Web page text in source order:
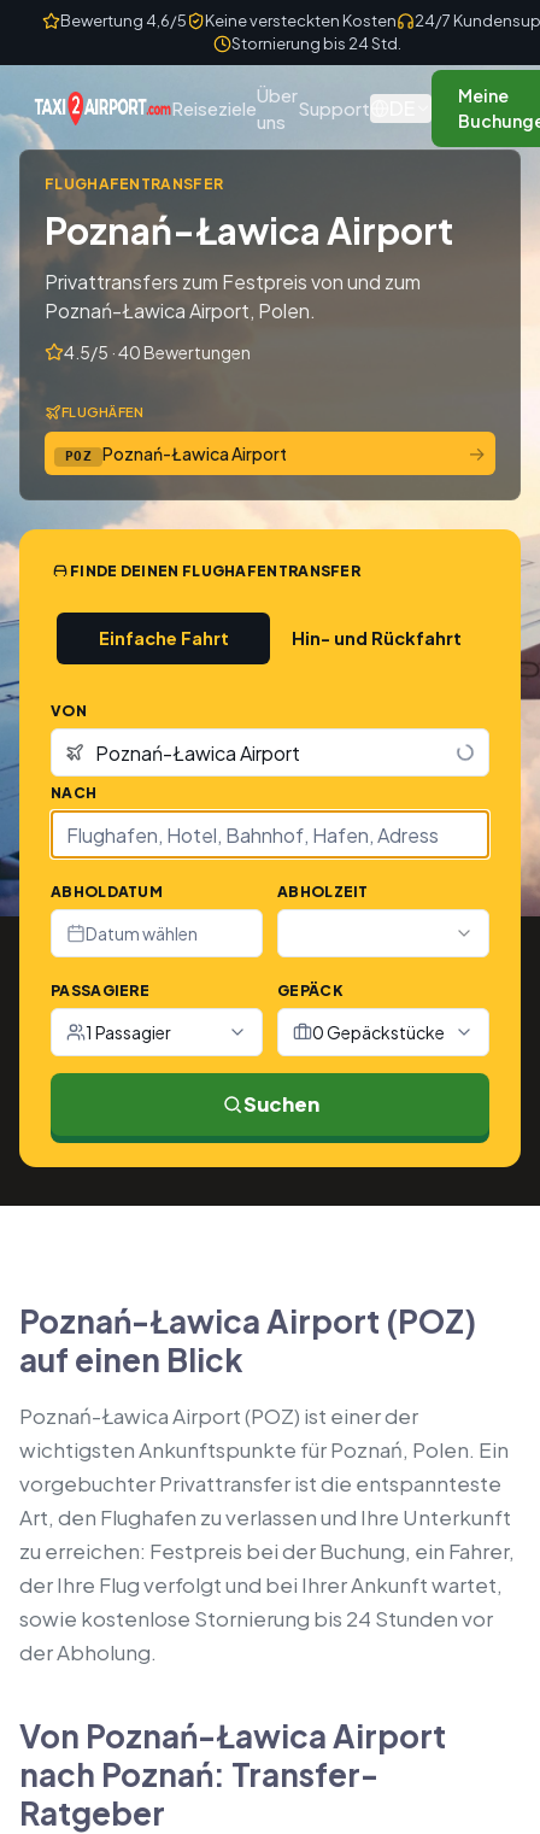
Skip to content
Bewertung 4,6/5 Keine versteckten Kosten
24/7
Stornierung bis 24 Std.
Reiseziele
Über
uns
Support
Meine
FLUGHAFENTRANSFER
Poznań-Ławica Airport
Privattransfers zum Festpreis von und zum
Poznań-Ławica Airport, Polen.
4.5/5 · 40 Bewertungen
FLUGHÄFEN
POZ Poznań-Ławica Airport →
FINDE DEINEN FLUGHAFENTRANSFER
Einfache Fahrt Hin- und Rückfahrt
VON
NACH
ABHOLDATUM
Datum wählen
ABHOLZEIT
PASSAGIERE
1 Passagier
GEPÄCK
0 Gepäckstücke
Suchen
Poznań-Ławica Airport (POZ)
auf einen Blick
Poznań-Ławica Airport (POZ) ist einer der
wichtigsten Ankunftspunkte für Poznań, Polen. Ein
vorgebuchter Privattransfer ist die entspannteste
Art, den Flughafen zu verlassen und Ihre Unterkunft
zu erreichen: Festpreis bei der Buchung, ein Fahrer,
der Ihre Flug verfolgt und bei Ihrer Ankunft wartet,
sowie kostenlose Stornierung bis 24 Stunden vor
der Abholung.
Von Poznań-Ławica Airport
nach Poznań: Transfer-
Ratgeber